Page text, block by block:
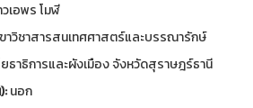
เอพร โมฬี
าวิชาสารสนเทศศาสตร์และบรรณารักษ์
ธาธิการและผังเมือง จังหวัดสุราษฎร์ธานี
นอก